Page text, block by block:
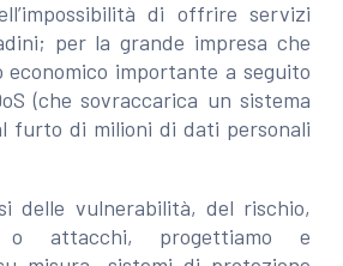
di offrire servizi
per la grande impresa che
economico importante a seguito
(che sovraccarica un sistema
furto di milioni di dati personali
delle vulnerabilità, del rischio,
o attacchi, progettiamo e